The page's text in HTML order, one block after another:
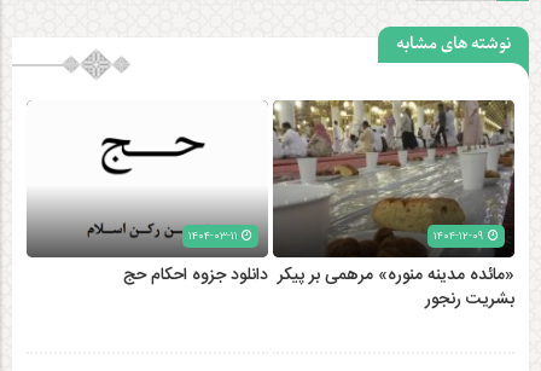
نوشته های مشابه
«مائده مدینه منوره» مرهمی بر پیکر
بشریت رنجور
دانلود جزوه احکام حج